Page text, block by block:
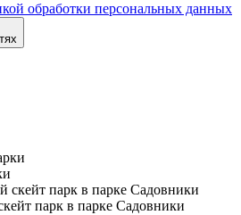
обработки персональных данных
парк в парке Садовники